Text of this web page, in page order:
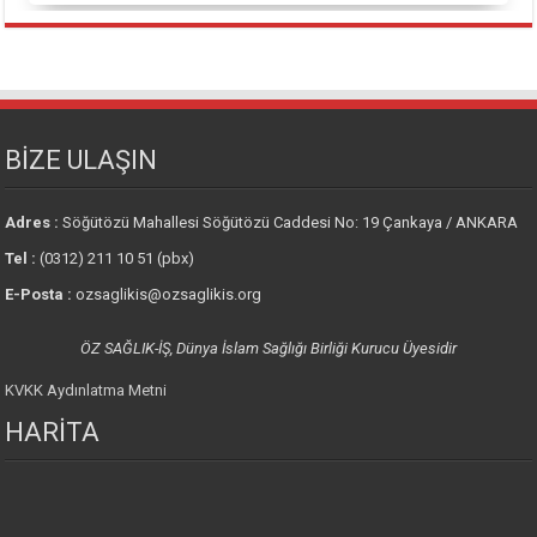
BİZE ULAŞIN
Adres :Söğütözü Mahallesi Söğütözü Caddesi No: 19 Çankaya / ANKARA
Tel : (0312) 211 10 51 (pbx)
E-Posta : ozsaglikis@ozsaglikis.org
ÖZ SAĞLIK-İŞ, Dünya İslam Sağlığı Birliği Kurucu Üyesidir
KVKK Aydınlatma Metni
HARİTA